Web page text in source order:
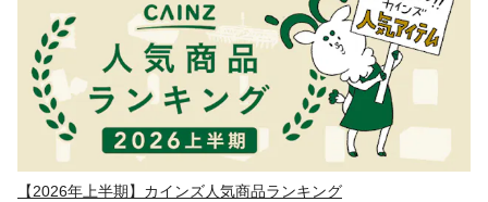
【2026年上半期】カインズ人気商品ランキング